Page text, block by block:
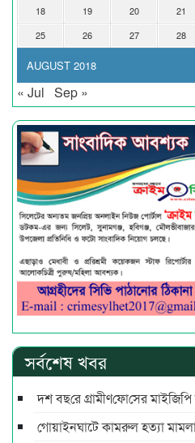
AUGUST 2018
18
19 20 21
25
26 27 28
« Jul Sep »
সর্বশেষ খবর
দশ বছ‌রে গ্রামীণ‌ফো‌সের
গোয়াইনঘাটে কামরুল হত্যা